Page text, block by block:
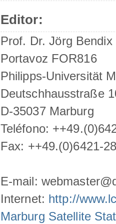
Editor:
Prof. Dr. Jörg Bendix
Portavoz FOR816
Philipps-Universität
Deutschhausstraße
D-35037 Marburg
Teléfono:
Fax: ++49.(0)6421-
E-mail:
Internet: http://
Marburg Satellite